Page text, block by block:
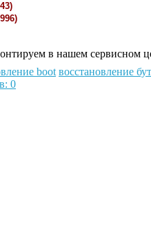
в нашем сервисном
boot восстановление
0